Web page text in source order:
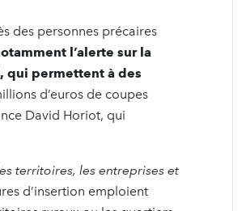
des personnes précaires
l’alerte sur la
qui permettent à des
d’euros de coupes
David Horiot, qui
territoires, les entreprises et
d’insertion emploient